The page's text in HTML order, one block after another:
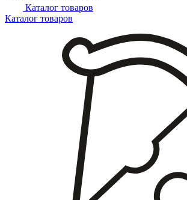
Каталог товаров
Каталог товаров